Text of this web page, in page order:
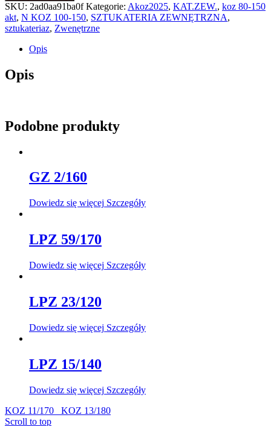
SKU: 2ad0aa91ba0f Kategorie: Akoz2025, KAT.ZEW., koz 80-150
akt, N KOZ 100-150, SZTUKATERIA ZEWNĘTRZNA,
sztukateriaz, Zwenętrzne
Opis
Opis
Podobne produkty
GZ 2/160
Dowiedz się więcej Szczegóły
LPZ 59/170
Dowiedz się więcej Szczegóły
LPZ 23/120
Dowiedz się więcej Szczegóły
LPZ 15/140
Dowiedz się więcej Szczegóły
KOZ 11/170
KOZ 13/180
Scroll to top